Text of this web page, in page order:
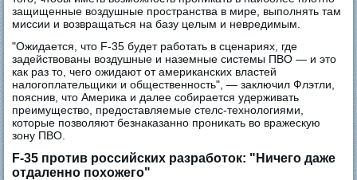
защищенные воздушные пространства в мире, выполнять там
миссии и возвращаться на базу целым и невредимым.
"Ожидается, что F-35 будет работать в сценариях, где
задействованы воздушные и наземные системы ПВО — и это
как раз то, чего ожидают от американских властей
налогоплательщики и общественность", — заключил Флэтли,
пояснив, что Америка и далее собирается удерживать
преимущество, предоставляемые стелс-технологиями,
которые позволяют безнаказанно проникать во вражескую
зону ПВО.
F-35 против российских разработок: "Ничего даже
отдаленно похожего"